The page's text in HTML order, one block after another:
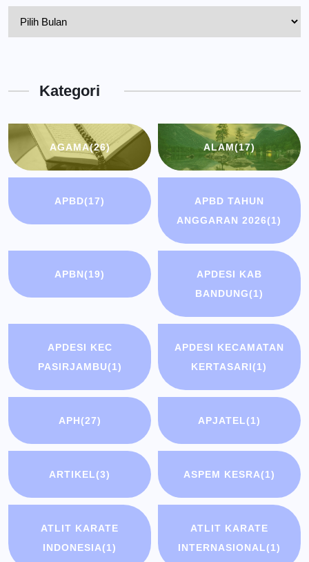
BandungKategori
AGAMA(26) ALAM(17)
APBD(17)
APBD TAHUN
ANGGARAN 2026(1)
APBN(19)
APDESI KAB
BANDUNG(1)
APDESI KEC
PASIRJAMBU(1)
APDESI KECAMATAN
KERTASARI(1)
APH(27) APJATEL(1)
ARTIKEL(3) ASPEM KESRA(1)
ATLIT KARATE
INDONESIA(1)
ATLIT KARATE
INTERNASIONAL(1)